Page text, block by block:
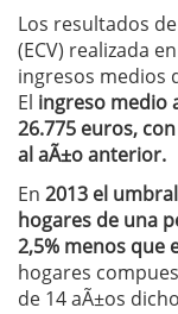
Los resultados
(ECV) realizada
ingresos medios
El ingreso medio
26.775 euros,
al aÃ±o anterior.
En 2013 el
hogares de una
2,5% menos que
hogares
de 14 aÃ±os